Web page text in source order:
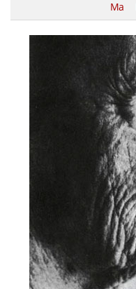
Ma